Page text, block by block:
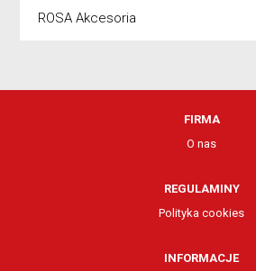
ROSA Akcesoria
FIRMA
O nas
REGULAMINY
Polityka cookies
INFORMACJE